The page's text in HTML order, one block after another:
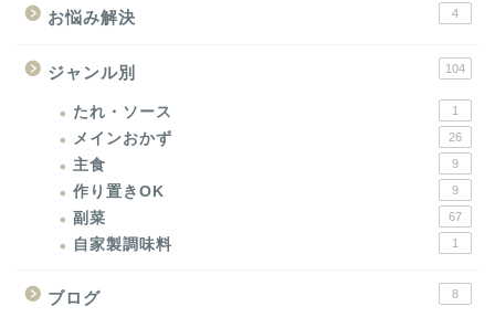
お悩み解決 4
ジャンル別 104
たれ・ソース 1
メインおかず 26
主食 9
作り置きOK 9
副菜 67
自家製調味料 1
ブログ 8